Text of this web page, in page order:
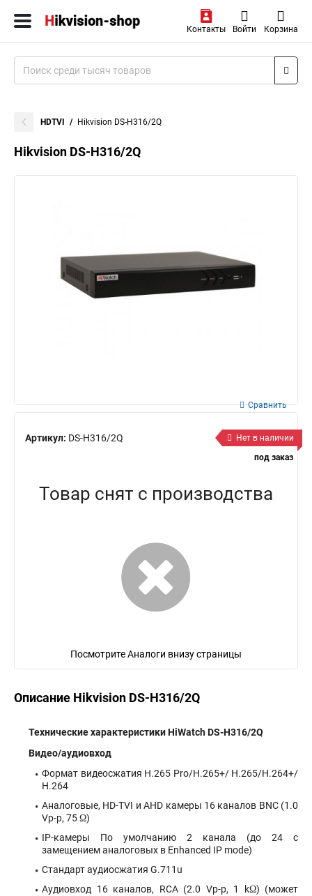
Контакты Войти Корзина
HDTVI Hikvision DS-H316/2Q
Hikvision DS-H316/2Q
Артикул: DS-H316/2Q
Сравнить
Нет в наличии
под заказ
Товар снят с производства
Посмотрите Аналоги внизу страницы
Описание Hikvision DS-H316/2Q
Технические характеристики HiWatch DS-H316/2Q
Видео/аудиовход
Формат видеосжатия H.265 Pro/H.265+/ H.265/H.264+/
H.264
Аналоговые, HD-TVI и AHD камеры 16 каналов BNC (1.0
Vp-p, 75 Ω)
IP-камеры По умолчанию 2 канала (до 24 с
замещением аналоговых в Enhanced IP mode)
Стандарт аудиосжатия G.711u
Аудиовход 16 каналов, RCA (2.0 Vp-p, 1 kΩ) (может